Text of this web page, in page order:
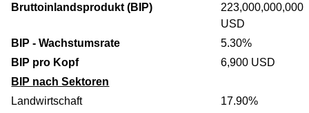
Bruttoinlandsprodukt (BIP)
223,000,000,000
USD
BIP - Wachstumsrate
5.30%
BIP pro Kopf
6,900 USD
BIP nach Sektoren
Landwirtschaft
17.90%